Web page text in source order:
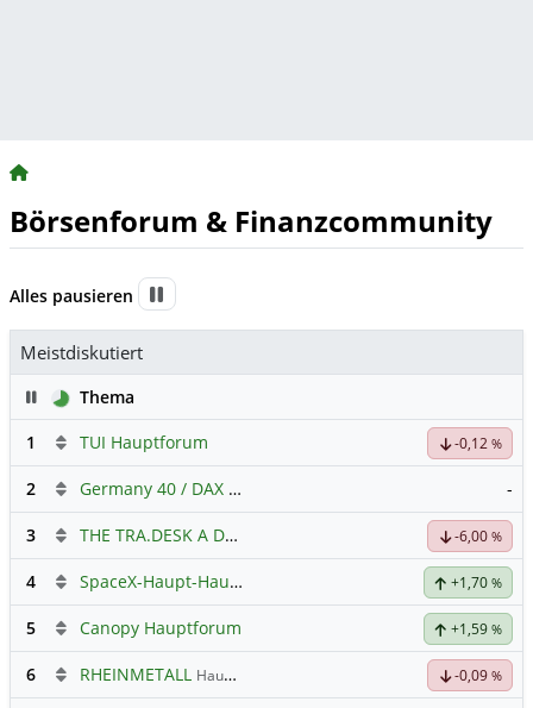
BörsenNEWS.de
Börsenforum & Finanzcommunity
Alles pausieren Pause
Meistdiskutiert
PauseThema
1
TUI Hauptforum -0,12 %
2 Germany 40 / DAX Prognose -
3 THE TRA.DESK A DL-,000001 -6,00 %
4 SpaceX-Haupt-Hauptforum +1,70 %
5 Canopy Hauptforum +1,59 %
6 RHEINMETALL Hauptdiskussion -0,09 %